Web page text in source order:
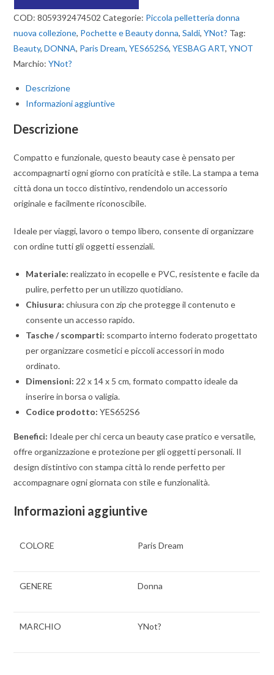
YESBAG
ART
Paris
Dream
COD:8059392474502 Categorie: Piccola pelletteria donna
nuova collezione, Pochette e Beauty donna,Saldi,YNot? Tag:
Beauty,DONNA, Paris Dream,YES652S6,YESBAG ART,YNOT
Marchio:YNot?
Descrizione
Informazioni aggiuntive
Descrizione
Compatto e funzionale, questo beauty case è pensato per
accompagnarti ogni giorno con praticità e stile. La stampa a tema
città dona un tocco distintivo, rendendolo un accessorio
originale e facilmente riconoscibile.
Ideale per viaggi, lavoro o tempo libero, consente di organizzare
con ordine tutti gli oggetti essenziali.
Materiale: realizzato in ecopelle e PVC, resistente e facile da
pulire, perfetto per un utilizzo quotidiano.
Chiusura: chiusura con zip che protegge il contenuto e
consente un accesso rapido.
Tasche / scomparti: scomparto interno foderato progettato
per organizzare cosmetici e piccoli accessori in modo
ordinato.
Dimensioni: 22 x 14 x 5 cm, formato compatto ideale da
inserire in borsa o valigia.
Codice prodotto: YES652S6
Benefici: Ideale per chi cerca un beauty case pratico e versatile,
offre organizzazione e protezione per gli oggetti personali. Il
design distintivo con stampa città lo rende perfetto per
accompagnare ogni giornata con stile e funzionalità.
Informazioni aggiuntive
COLORE Paris Dream
GENERE Donna
MARCHIO YNot?